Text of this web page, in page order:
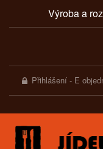
Výroba a
Přihlášení - E